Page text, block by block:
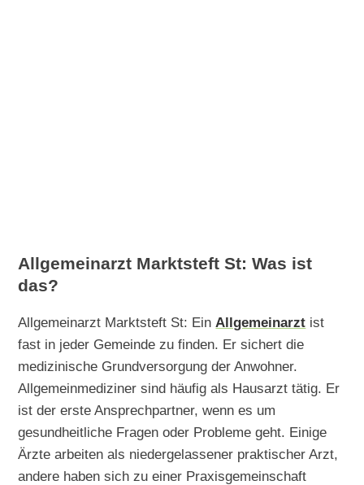
Allgemeinarzt Marktsteft St: Was ist
das?
Allgemeinarzt Marktsteft St: Ein Allgemeinarzt ist
fast in jeder Gemeinde zu finden. Er sichert die
medizinische Grundversorgung der Anwohner.
Allgemeinmediziner sind häufig als Hausarzt tätig. Er
ist der erste Ansprechpartner, wenn es um
gesundheitliche Fragen oder Probleme geht. Einige
Ärzte arbeiten als niedergelassener praktischer Arzt,
andere haben sich zu einer Praxisgemeinschaft